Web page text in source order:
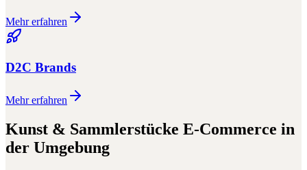
Mehr erfahren
D2C Brands
Mehr erfahren
Kunst & Sammlerstücke E-Commerce in
der Umgebung